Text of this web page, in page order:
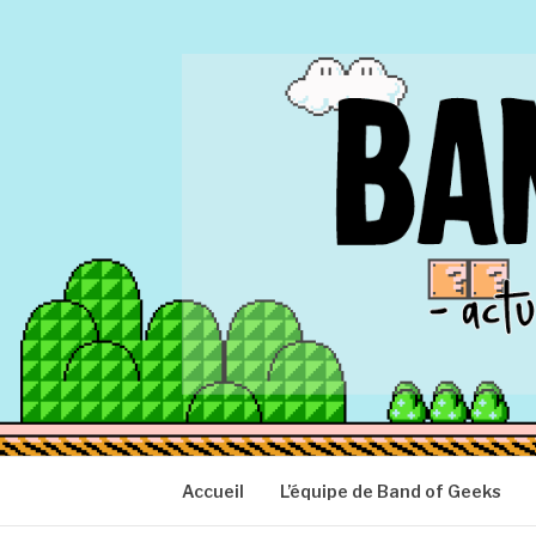
BAND OF
Actu Geek d'hier et d'aujourd'hui
Accueil L’équipe de Band of Geeks